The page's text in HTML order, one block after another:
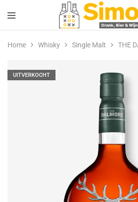
Simonsdrank.nl
Drank,
Bier
&
Home Whisky Single Malt THE
UITVERKOCHT